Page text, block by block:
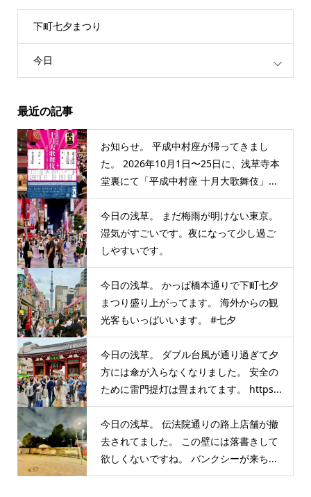
下町七夕まつり
今日
最近の記事
お知らせ。 平成中村座が帰ってきまし
た。 2026年10月1日〜25日に、浅草寺本
堂裏にて「平成中村座 十月大歌舞伎」...
今日の浅草。 まだ梅雨が明けない東京。
湿気がすごいです。夜になって少し過ご
しやすいです。
今日の浅草。 かっぱ橋本通りで下町七夕
まつり盛り上がってます。 海外からの観
光客もいっぱいいます。 #七夕
今日の浅草。 ダブル台風が通り過ぎて夕
方には傘が入らなくなりました。 安全の
ために雷門提灯は畳まれてます。 https...
今日の浅草。 伝法院通りの路上店舗が撤
去されてました。 この壁には落書きして
欲しくないですね。 バンクシーが来ち...